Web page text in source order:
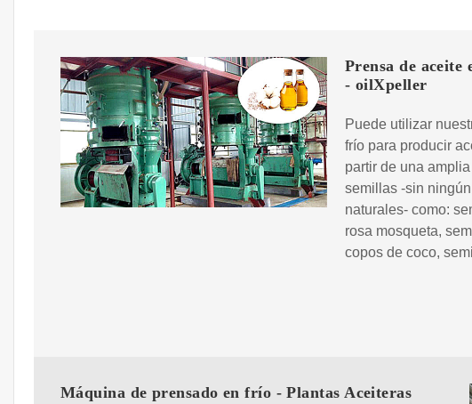
Prensa de aceite
- oilXpeller
Puede utilizar
frío para producir
partir de una
semillas -sin
naturales- como:
rosa mosqueta,
copos de coco,
Máquina de prensado en frío - Plantas Aceiteras